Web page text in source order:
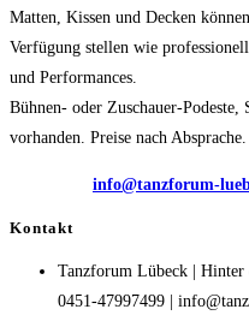
Matten, Kissen und Decken
Verfügung stellen wie
und Performances.
Bühnen- oder Zuschauer-Podeste,
vorhanden. Preise nach Absprache.
info@tanzforum-
Kontakt
Tanzforum Lübeck | Hinter
0451-47997499 |